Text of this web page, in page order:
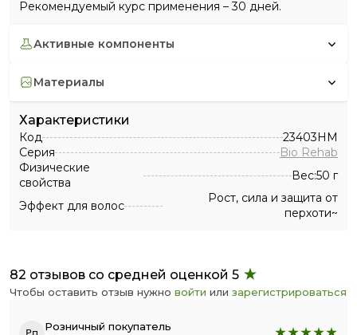
Рекомендуемый курс применения – 30 дней.
активные компоненты
материалы
Характеристики
Код
23403HM
Серия
Bio Rehab
Физические
свойства
Вес:50 г
Эффект для волос
Рост, сила и защита от
перхоти~
82 отзывов со средней оценкой 5
Чтобы оставить отзыв нужно войти или зарегистрироваться
Розничный покупатель